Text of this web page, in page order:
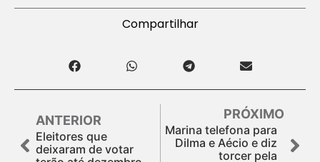
Compartilhar
ANTERIOR
Eleitores que
deixaram de votar
PRÓXIMO
Marina telefona para
Dilma e Aécio e diz
torcer pela